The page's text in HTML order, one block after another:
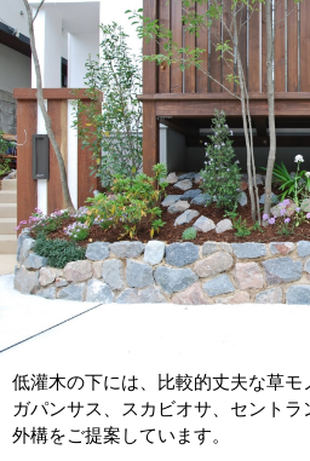
低灌木の下には、比較的丈夫な草
ガパンサス、スカビオサ、セント
外構をご提案しています。